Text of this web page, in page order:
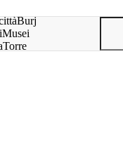
Burj
Musei
Torre